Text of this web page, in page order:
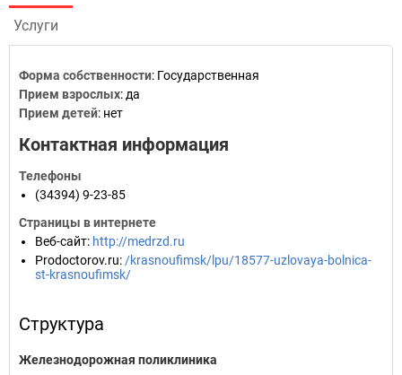
Услуги
Форма собственности: Государственная
Прием взрослых: да
Прием детей: нет
Контактная информация
Телефоны
(34394) 9-23-85
Страницы в интернете
Веб-сайт: http://medrzd.ru
Prodoctorov.ru: /krasnoufimsk/lpu/18577-uzlovaya-bolnica-
st-krasnoufimsk/
Структура
Железнодорожная поликлиника